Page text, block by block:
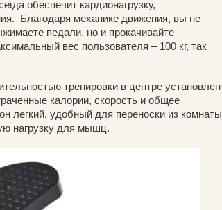
обеспечит кардионагрузку,
Благодаря механике движения, вы не
педали, но и прокачивайте
вес пользователя – 100 кг, так
тренировки в центре установлен
калории, скорость и общее
легкий, удобный для переноски из комнаты
нагрузку для мышц.